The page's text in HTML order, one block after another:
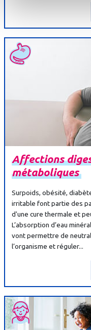
Affections
métaboliques
Surpoids, obésité,
irritable font partie des
d'une cure thermale et
L’absorption d’eau
vont permettre de
l’organisme et réguler...